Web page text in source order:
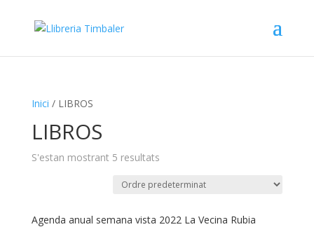
Inici / LIBROS
LIBROS
S'estan mostrant 5 resultats
Agenda anual semana vista 2022 La Vecina Rubia